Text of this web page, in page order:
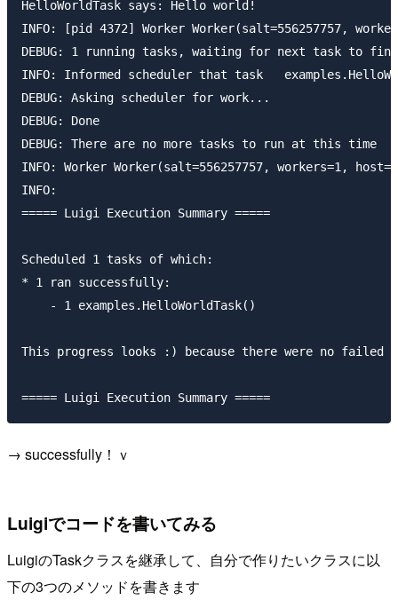
HelloWorldTask says: Hello world!
INFO: [pid 4372] Worker Worker(salt=556257757,
DEBUG: 1 running tasks, waiting for next task to
INFO: Informed scheduler that task
DEBUG: Asking scheduler for work...
DEBUG: Done
DEBUG: There are no more tasks to run at this time
INFO: Worker Worker(salt=556257757, workers=1,
INFO:
===== Luigi Execution Summary =====
Scheduled 1 tasks of which:
* 1 ran successfully:
    - 1 examples.HelloWorldTask()
This progress looks :) because there were no failed
→ successfully！ｖ
Luigiでコードを書いてみる
LuigiのTaskクラスを継承して、自分で作りたいクラスに以
下の3つのメソッドを書きます